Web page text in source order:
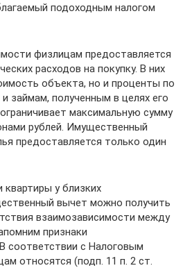
подоходным налогом
физлицам предоставляется
расходов на покупку. В них
объекта, но и проценты по
займам, полученным в целях его
максимальную сумму
рублей. Имущественный
предоставляется только один
квартиры у близких
вычет можно получить
взаимозависимости между
признаки
соответствии с Налоговым
относятся (подп. 11 п. 2 ст.